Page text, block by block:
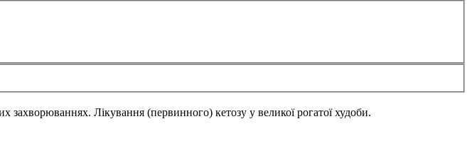
захворюваннях. Лікування (первинного) кетозу у великої рогатої худоби.